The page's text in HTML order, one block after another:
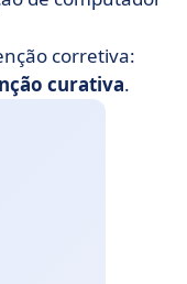
corretiva:
curativa.